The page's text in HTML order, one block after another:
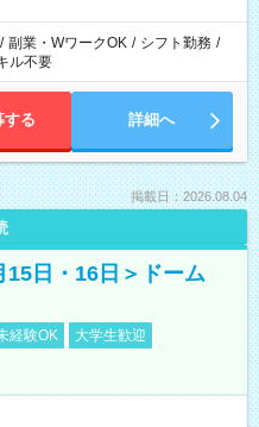
/ 副業・WワークOK / シフト勤務 /
ル不要
する 詳細へ
掲載日：2026.08.04
15日・16日＞ドーム
経験OK
大学生歓迎